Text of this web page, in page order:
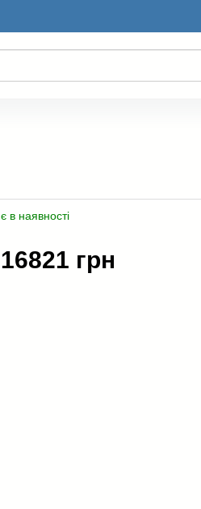
є в наявності
16821 грн